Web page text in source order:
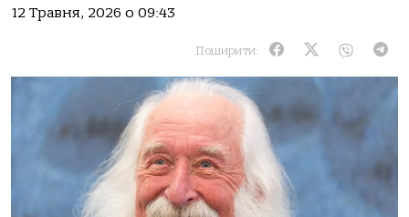
12 Травня, 2026 о 09:43
Поширити: